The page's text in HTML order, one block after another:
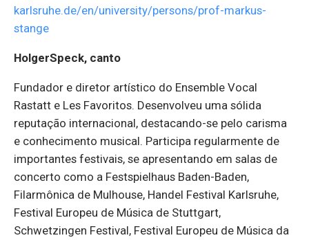
karlsruhe.de/en/university/persons/prof-markus-
stange
HolgerSpeck, canto
Fundador e diretor artístico do Ensemble Vocal
Rastatt e Les Favoritos. Desenvolveu uma sólida
reputação internacional, destacando-se pelo carisma
e conhecimento musical. Participa regularmente de
importantes festivais, se apresentando em salas de
concerto como a Festspielhaus Baden-Baden,
Filarmônica de Mulhouse, Handel Festival Karlsruhe,
Festival Europeu de Música de Stuttgart,
Schwetzingen Festival, Festival Europeu de Música da